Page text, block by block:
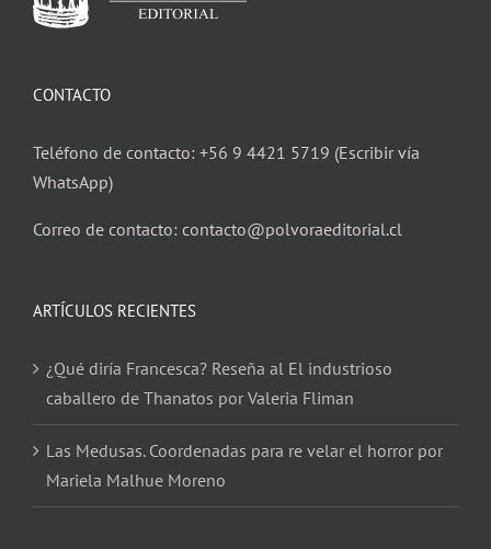
CONTACTO
Teléfono de contacto: +56 9 4421 5719 (Escribir vía
WhatsApp)
Correo de contacto: contacto@polvoraeditorial.cl
ARTÍCULOS RECIENTES
¿Qué diría Francesca? Reseña al El industrioso
caballero de Thanatos por Valeria Fliman
Las Medusas. Coordenadas para re velar el horror por
Mariela Malhue Moreno